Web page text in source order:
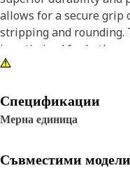
allows for a secure grip
stripping and rounding.
is optimized for both
black oxide finish
tailored for high-torque
impact tools.
Спецификации
Мерна единица
Съвместими модели